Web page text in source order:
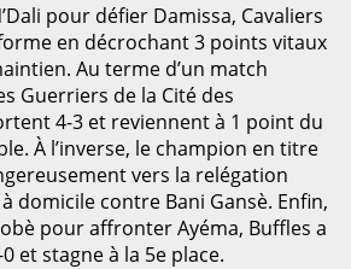
pour défier Damissa, Cavaliers
en décrochant 3 points vitaux
Au terme d’un match
Guerriers de la Cité des
4-3 et reviennent à 1 point du
À l’inverse, le champion en titre
vers la relégation
domicile contre Bani Gansè. Enfin,
pour affronter Ayéma, Buffles a
et stagne à la 5e place.